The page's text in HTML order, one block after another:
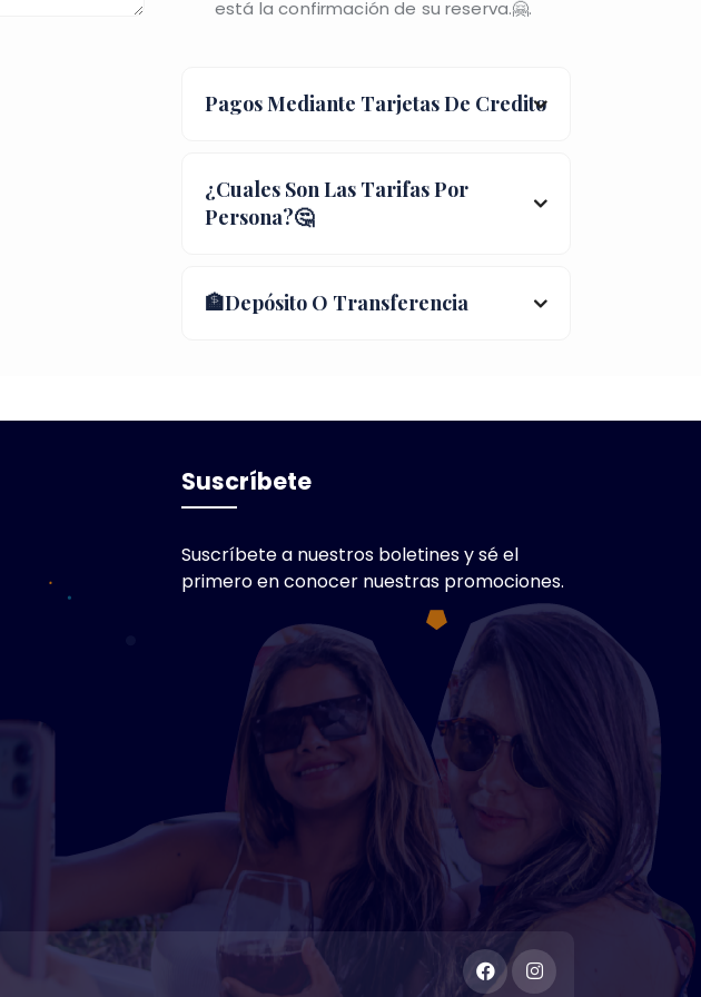
está la confirmación de su reserva.🤗.
Pagos Mediante Tarjetas De Credito
¿Cuales Son Las Tarifas Por
Persona?🤔
🏦Depósito O Transferencia
Suscríbete
Suscríbete a nuestros boletines y sé el
primero en conocer nuestras promociones.